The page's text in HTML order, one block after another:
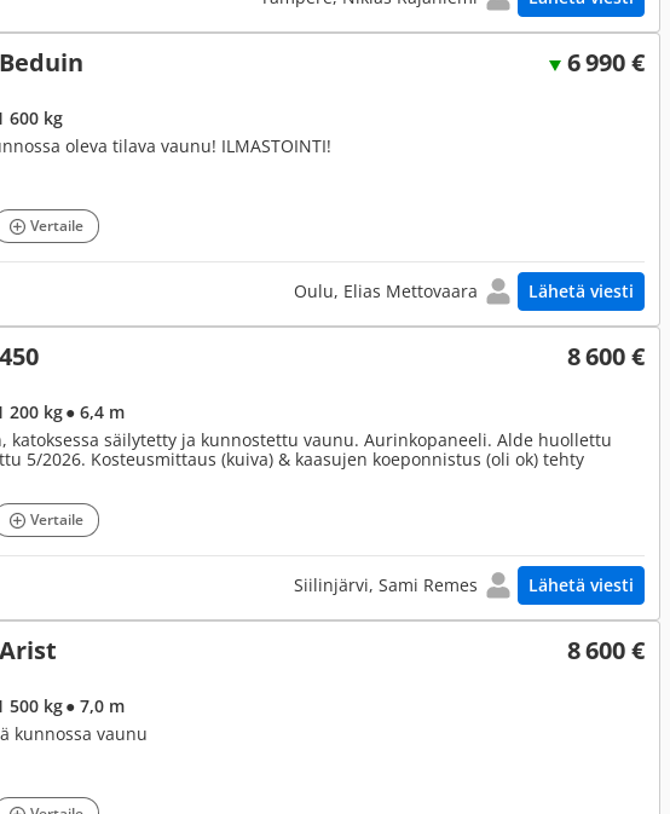
6 990 €
600 kg
oleva tilava vaunu! ILMASTOINTI!
Vertaile
Oulu, Elias Mettovaara Lähetä viesti
8 600 €
200 kg● 6,4 m
katoksessa säilytetty ja kunnostettu vaunu. Aurinkopaneeli. Alde huollettu
5/2026. Kosteusmittaus (kuiva) & kaasujen koeponnistus (oli ok) tehty
Vertaile
Siilinjärvi, Sami Remes Lähetä viesti
8 600 €
500 kg● 7,0 m
kunnossa vaunu